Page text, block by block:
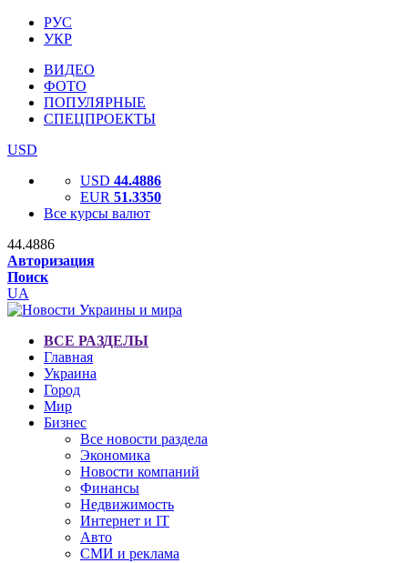
РУС
УКР
ВИДЕО
ФОТО
ПОПУЛЯРНЫЕ
СПЕЦПРОЕКТЫ
USD
USD 44.4886
EUR 51.3350
Все курсы валют
44.4886
Авторизация
Поиск
UA
ВСЕ РАЗДЕЛЫ
Главная
Украина
Город
Мир
Бизнес
Все новости раздела
Экономика
Новости компаний
Финансы
Недвижимость
Интернет и IT
Авто
СМИ и реклама